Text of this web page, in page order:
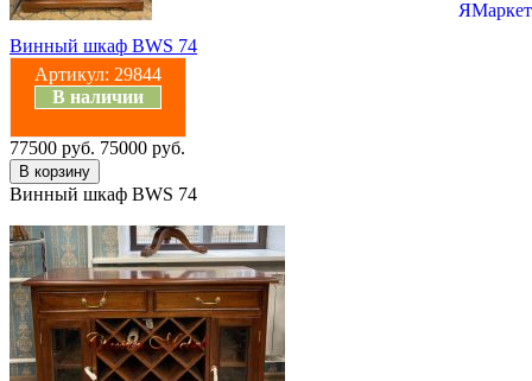
Винный шкаф BWS 74
Артикул: 29844
В наличии
77500 руб. 75000 руб.
Винный шкаф BWS 74